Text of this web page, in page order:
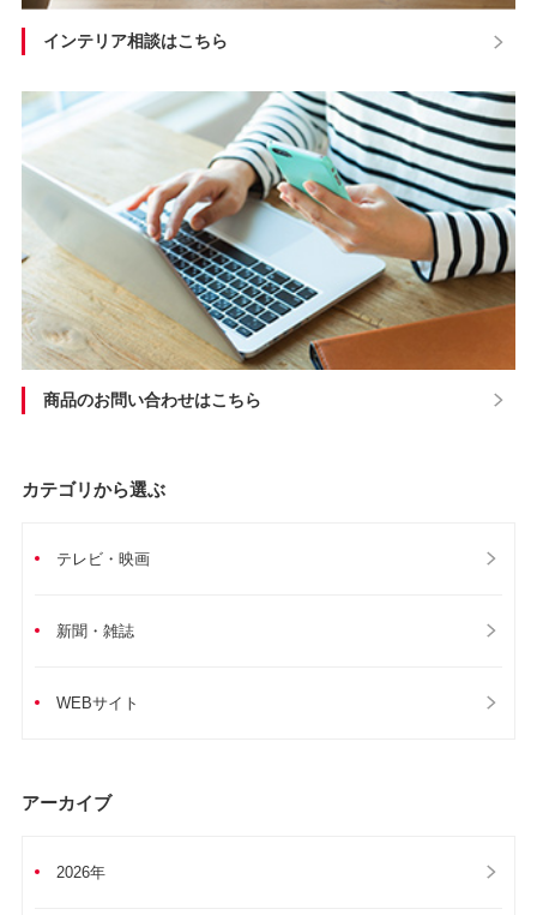
カテゴリから選ぶ
テレビ・映画
新聞・雑誌
WEBサイト
アーカイブ
2026年
インテリア相談はこちら
商品のお問い合わせはこちら